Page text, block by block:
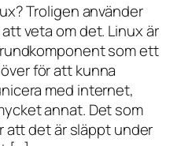
Troligen använder
veta om det. Linux är
som ett
för att kunna
med internet,
annat. Det som
att det är släppt under